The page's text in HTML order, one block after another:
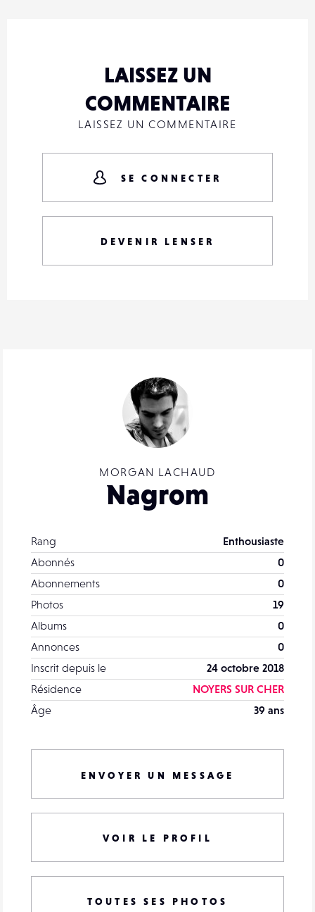
MORGAN LACHAUD
Nagrom
Rang
Enthousiaste
Abonnés
0
Abonnements
0
Photos
19
Albums
0
Annonces
0
Inscrit depuis le
24 octobre 2018
Résidence
NOYERS SUR CHER
Âge
39 ans
ENVOYER UN MESSAGE
VOIR LE PROFIL
TOUTES SES PHOTOS
LAISSEZ UN
COMMENTAIRE
LAISSEZ UN COMMENTAIRE
SE CONNECTER
DEVENIR LENSER